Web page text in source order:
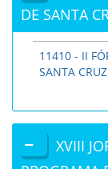
DE SANTA
11410 - II
SANTA
XVIII